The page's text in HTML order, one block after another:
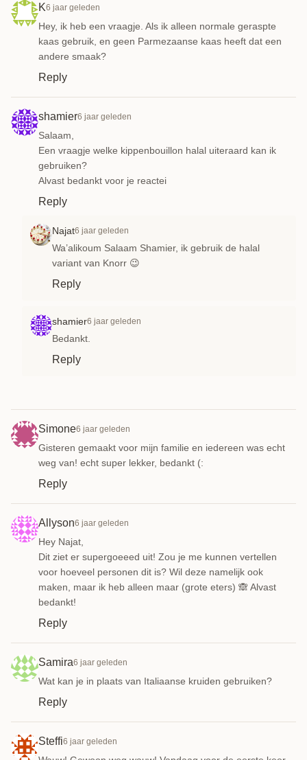
K6 jaar geleden
Hey, ik heb een vraagje. Als ik alleen normale geraspte
kaas gebruik, en geen Parmezaanse kaas heeft dat een
andere smaak?
Reply
shamier6 jaar geleden
Salaam,
Een vraagje welke kippenbouillon halal uiteraard kan ik
gebruiken?
Alvast bedankt voor je reactei
Reply
Najat6 jaar geleden
Wa’alikoum Salaam Shamier, ik gebruik de halal
variant van Knorr 😉
Reply
shamier6 jaar geleden
Bedankt.
Reply
Simone6 jaar geleden
Gisteren gemaakt voor mijn familie en iedereen was echt
weg van! echt super lekker, bedankt (:
Reply
Allyson6 jaar geleden
Hey Najat,
Dit ziet er supergoeeed uit! Zou je me kunnen vertellen
voor hoeveel personen dit is? Wil deze namelijk ook
maken, maar ik heb alleen maar (grote eters) 🙈 Alvast
bedankt!
Reply
Samira6 jaar geleden
Wat kan je in plaats van Italiaanse kruiden gebruiken?
Reply
Steffi6 jaar geleden